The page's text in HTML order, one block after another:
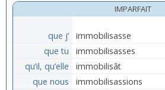
IMPARFAIT
que j’
immobilisasse
que tu
immobilisasses
qu’il, qu’elle
immobilisât
que nous
immobilisassions